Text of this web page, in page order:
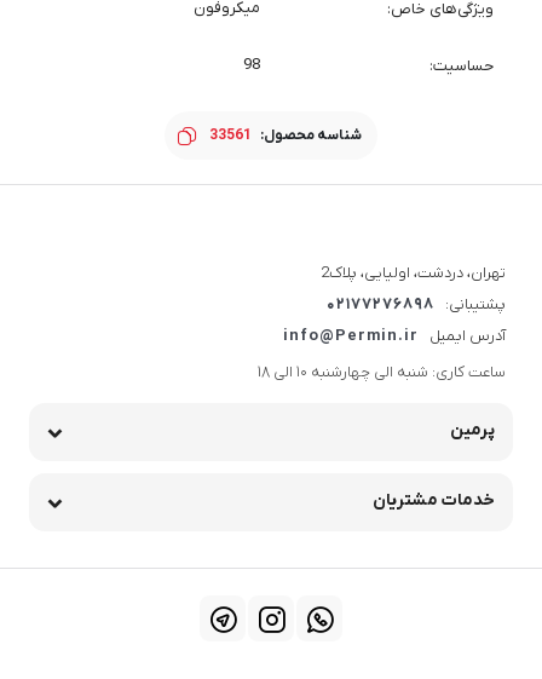
ویژگی‌های خاص میکروفون
حساسیت 98
شناسه محصول: 33561
تهران، دردشت، اولیایی، پلاک2
پشتیبانی:
02177276898
آدرس ایمیل
info@Permin.ir
ساعت کاری: شنبه الی چهارشنبه 10 الی 18
پرمین
خدمات مشتریان